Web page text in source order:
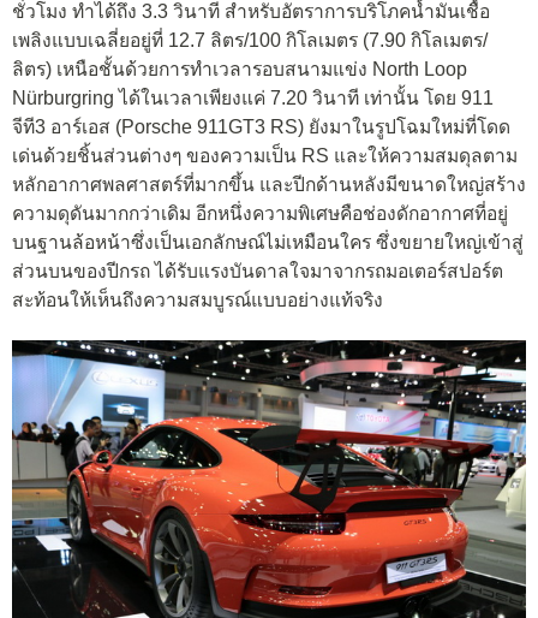
ชั่วโมง ทำได้ถึง 3.3 วินาที สำหรับอัตราการบริโภคน้ำมันเชื้อ
เพลิงแบบเฉลี่ยอยู่ที่ 12.7 ลิตร/100 กิโลเมตร (7.90 กิโลเมตร/
ลิตร) เหนือชั้นด้วยการทำเวลารอบสนามแข่ง North Loop
Nürburgring ได้ในเวลาเพียงแค่ 7.20 วินาที เท่านั้น โดย 911
จีที3 อาร์เอส (Porsche 911GT3 RS) ยังมาในรูปโฉมใหม่ที่โดด
เด่นด้วยชิ้นส่วนต่างๆ ของความเป็น RS และให้ความสมดุลตาม
หลักอากาศพลศาสตร์ที่มากขึ้น และปีกด้านหลังมีขนาดใหญ่สร้าง
ความดุดันมากกว่าเดิม อีกหนึ่งความพิเศษคือช่องดักอากาศที่อยู่
บนฐานล้อหน้าซึ่งเป็นเอกลักษณ์ไม่เหมือนใคร ซึ่งขยายใหญ่เข้าสู่
ส่วนบนของปีกรถ ได้รับแรงบันดาลใจมาจากรถมอเตอร์สปอร์ต
สะท้อนให้เห็นถึงความสมบูรณ์แบบอย่างแท้จริง